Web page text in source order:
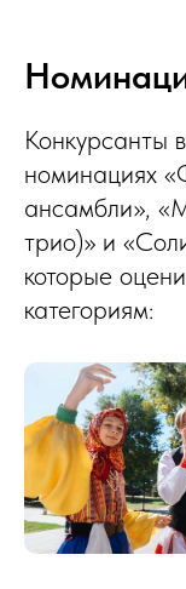
Конкурсанты
номинациях
ансамбли»,
трио)» и
которые
категориям: